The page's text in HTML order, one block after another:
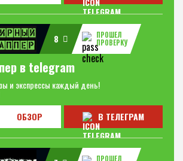
8
ПРОШЕЛ
ПРОВЕРКУ
в telegram
и экспрессы каждый день!
ОБЗОР В ТЕЛЕГРАМ
ПРОШЕЛ